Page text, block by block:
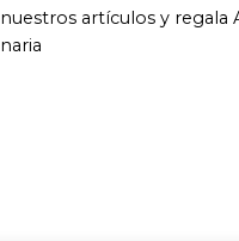
artículos y regala